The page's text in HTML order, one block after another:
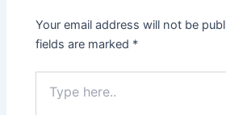
Your email address will not be
fields are marked *
here..